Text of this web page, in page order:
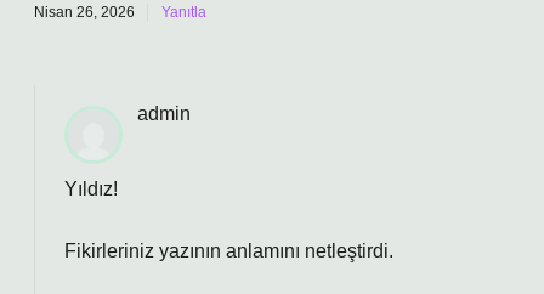
Nisan 26, 2026 Yanıtla
admin
Yıldız!
Fikirleriniz yazının anlamını netleştirdi.